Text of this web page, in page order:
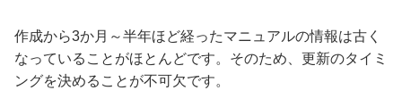
作成から3か月～半年ほど経ったマニュアルの情報は古く
なっていることがほとんどです。そのため、更新のタイミ
ングを決めることが不可欠です。